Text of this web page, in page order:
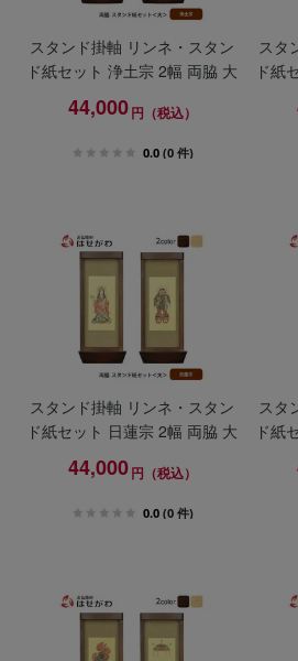
スタンド掛軸 リンネ・スタン
ド紙セット 浄土宗 2幅 両脇 大
44,000円（税込）
0.0 (0 件)
スタ
ド紙
スタンド掛軸 リンネ・スタン
ド紙セット 日蓮宗 2幅 両脇 大
44,000円（税込）
0.0 (0 件)
スタ
ド紙